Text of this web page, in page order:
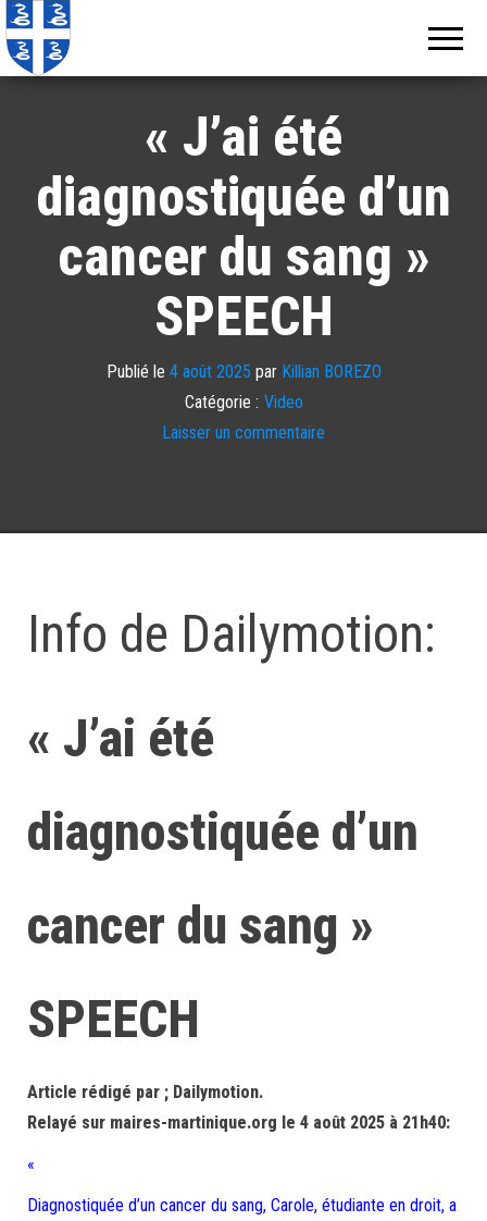
« J’ai été
diagnostiquée d’un
cancer du sang »
SPEECH
Publié le 4 août 2025 par Killian BOREZO
Catégorie : Video
Laisser un commentaire
Info de Dailymotion:
« J’ai été
diagnostiquée d’un
cancer du sang »
SPEECH
Article rédigé par ; Dailymotion.
Relayé sur maires-martinique.org le 4 août 2025 à 21h40:
«
Diagnostiquée d’un cancer du sang, Carole, étudiante en droit, a